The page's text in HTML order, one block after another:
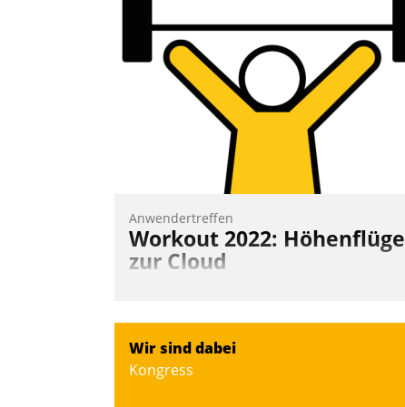
Anwendertreffen
Workout 2022: Höhenflüge
zur Cloud
Teilnehmer kurzweilige Einblicke in
innovative Cloud-Strategien und -
Wir sind dabei
Kongress